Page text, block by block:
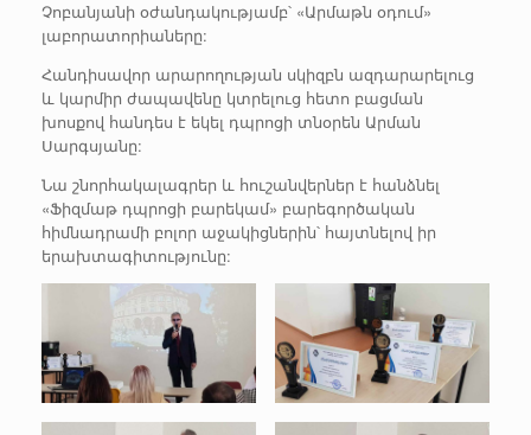
Չոբանյանի օժանդակությամբ՝ «Արմաթն օդում»
լաբորատորիաները:
Հանդիսավոր արարողության սկիզբն ազդարարելուց
և կարմիր ժապավենը կտրելուց հետո բացման
խոսքով հանդես է եկել դպրոցի տնօրեն Արման
Սարգսյանը:
Նա շնորհակալագրեր և հուշանվերներ է հանձնել
«Ֆիզմաթ դպրոցի բարեկամ» բարեգործական
հիմնադրամի բոլոր աջակիցներին՝ հայտնելով իր
երախտագիտությունը: